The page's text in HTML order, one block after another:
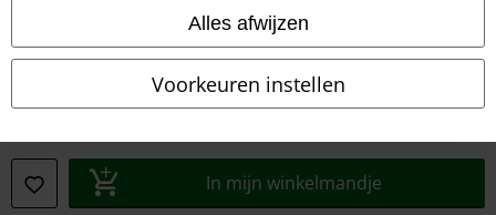
Alles afwijzen
Voorkeuren instellen
In mijn winkelmandje
Onze online shops
EMP France